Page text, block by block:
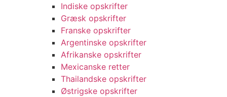
Indiske opskrifter
Græsk opskrifter
Franske opskrifter
Argentinske opskrifter
Afrikanske opskrifter
Mexicanske retter
Thailandske opskrifter
Østrigske opskrifter